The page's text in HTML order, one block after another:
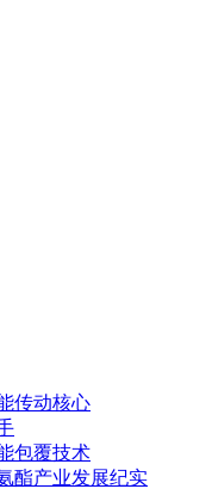
传动核心
包覆技术
酯产业发展纪实